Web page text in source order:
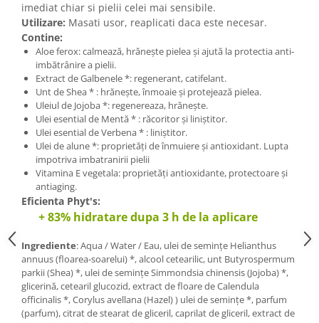
imediat chiar si pielii celei mai sensibile.
Utilizare: Masati usor, reaplicati daca este necesar.
Contine:
Aloe ferox: calmează, hrănește pielea și ajută la protectia anti-
imbătrânire a pielii.
Extract de Galbenele *: regenerant, catifelant.
Unt de Shea * : hrănește, înmoaie și protejează pielea.
Uleiul de Jojoba *: regenereaza, hrănește.
Ulei esential de Mentă * : răcoritor și liniștitor.
Ulei esential de Verbena * : liniștitor.
Ulei de alune *: proprietăți de înmuiere și antioxidant. Lupta
impotriva imbatranirii pielii
Vitamina E vegetala: proprietăți antioxidante, protectoare și
antiaging.
Eficienta Phyt's:
+ 83% hidratare dupa 3 h de la aplicare
Ingrediente: Aqua / Water / Eau, ulei de semințe Helianthus
annuus (floarea-soarelui) *, alcool cetearilic, unt Butyrospermum
parkii (Shea) *, ulei de semințe Simmondsia chinensis (Jojoba) *,
glicerină, cetearil glucozid, extract de floare de Calendula
officinalis *, Corylus avellana (Hazel) ) ulei de semințe *, parfum
(parfum), citrat de stearat de gliceril, caprilat de gliceril, extract de